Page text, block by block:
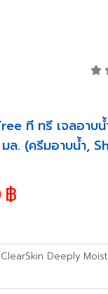
ที ทรี เจลอาบ
ล. (ครีมอาบน้ำ,
฿
Deeply